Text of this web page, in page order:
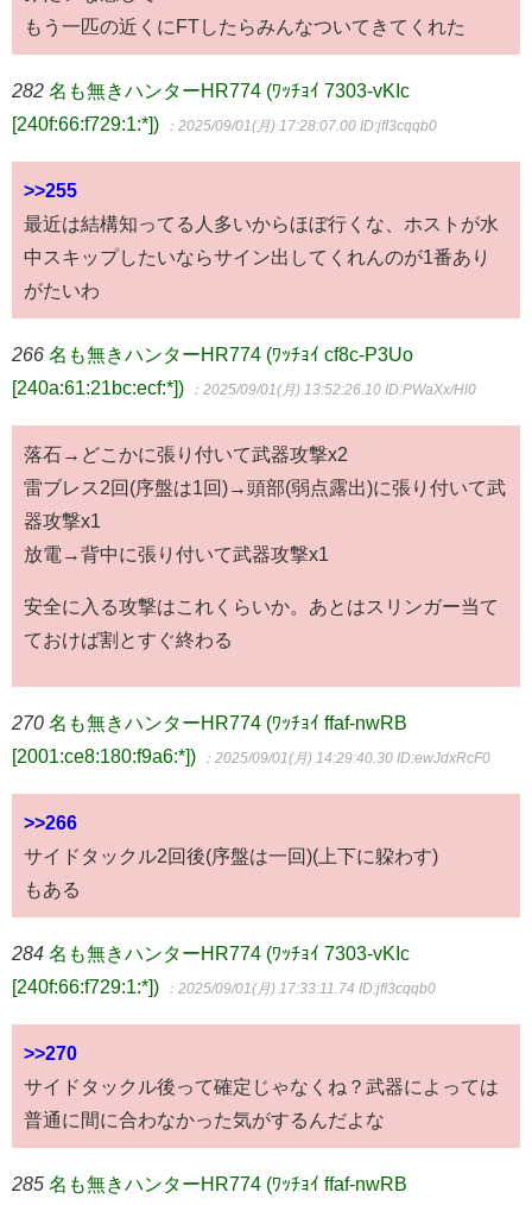
もう一匹の近くにFTしたらみんなついてきてくれた
282 名も無きハンターHR774 (ﾜｯﾁｮｲ 7303-vKIc
[240f:66:f729:1:*])
：2025/09/01(月) 17:28:07.00 ID:jfI3cqqb0
>>255
最近は結構知ってる人多いからほぼ行くな、ホストが水
中スキップしたいならサイン出してくれんのが1番あり
がたいわ
266 名も無きハンターHR774 (ﾜｯﾁｮｲ cf8c-P3Uo
[240a:61:21bc:ecf:*])
：2025/09/01(月) 13:52:26.10 ID:PWaXx/Hl0
落石→どこかに張り付いて武器攻撃x2
雷ブレス2回(序盤は1回)→頭部(弱点露出)に張り付いて武
器攻撃x1
放電→背中に張り付いて武器攻撃x1
安全に入る攻撃はこれくらいか。あとはスリンガー当て
ておけば割とすぐ終わる
270 名も無きハンターHR774 (ﾜｯﾁｮｲ ffaf-nwRB
[2001:ce8:180:f9a6:*])
：2025/09/01(月) 14:29:40.30 ID:ewJdxRcF0
>>266
サイドタックル2回後(序盤は一回)(上下に躱わす)
もある
284 名も無きハンターHR774 (ﾜｯﾁｮｲ 7303-vKIc
[240f:66:f729:1:*])
：2025/09/01(月) 17:33:11.74 ID:jfI3cqqb0
>>270
サイドタックル後って確定じゃなくね？武器によっては
普通に間に合わなかった気がするんだよな
285 名も無きハンターHR774 (ﾜｯﾁｮｲ ffaf-nwRB